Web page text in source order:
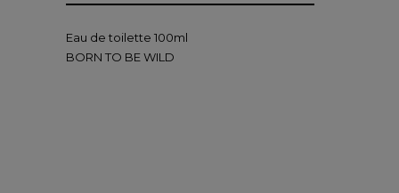
Eau de toilette 100ml
BORN TO BE WILD